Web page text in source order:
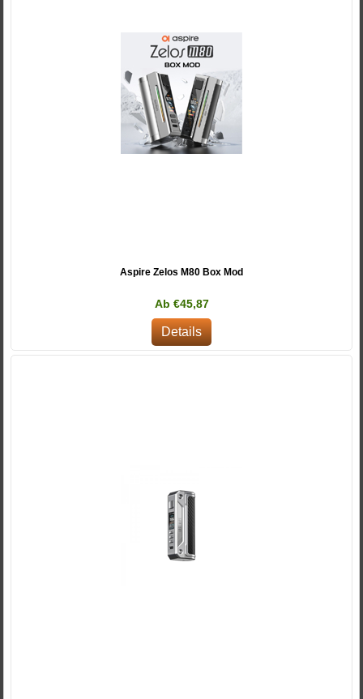
Aspire Zelos M80 Box Mod
Ab €45,87
Details